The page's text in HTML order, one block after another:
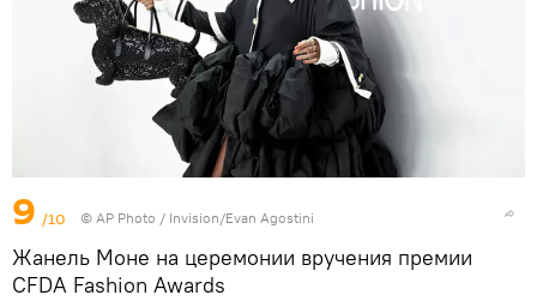
9 /10 © AP Photo / Invision/Evan Agostini
Жанель Моне на церемонии вручения премии
CFDA Fashion Awards